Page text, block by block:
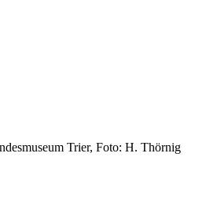
Trier, Foto: H. Thörnig